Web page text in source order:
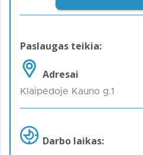
Paslaugas teikia:
Adresai
Klaipėdoje Kauno g.1
Darbo laikas: